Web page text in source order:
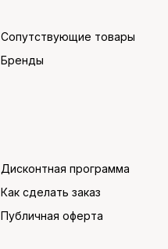
Сопутствующие товары
Бренды
Дисконтная программа
Как сделать заказ
Публичная оферта